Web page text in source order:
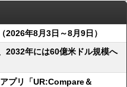
2026年8月3日～8月9日）
2032年には60億米ドル規模へ
プリ「UR:Compare＆